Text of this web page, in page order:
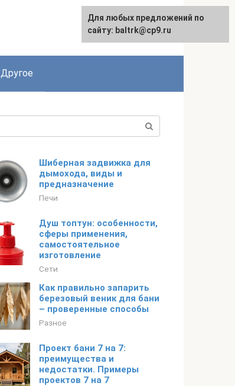
English
Другое
Шиберная задвижка для
дымохода, виды и
предназначение
Печи
Душ топтун: особенности,
сферы применения,
самостоятельное
изготовление
Сети
Как правильно запарить
березовый веник для бани
– проверенные способы
Разное
Проект бани 7 на 7:
преимущества и
недостатки. Примеры
проектов 7 на 7
Для любых предложений по
сайту: baltrk@cp9.ru